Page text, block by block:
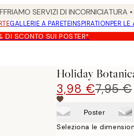
SERVIZI DI
GALLERIE A PARETEINSPIRATIONPER LE
SCONTO SUI POSTER*
Holiday
3,98 €7,95 €
Poster
Seleziona le